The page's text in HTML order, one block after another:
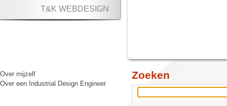
T&K WEBDESIGN
Over mijzelf
Over een Industrial Design Engineer
Zoeken